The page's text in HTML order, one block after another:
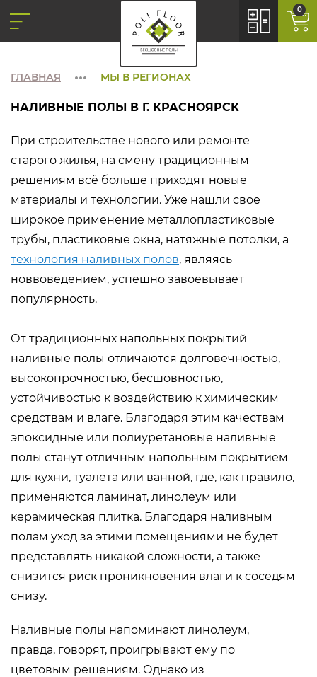
0
ГЛАВНАЯ МЫ В РЕГИОНАХ
НАЛИВНЫЕ ПОЛЫ В Г. КРАСНОЯРСК
При строительстве нового или ремонте
старого жилья, на смену традиционным
решениям всё больше приходят новые
материалы и технологии. Уже нашли свое
широкое применение металлопластиковые
трубы, пластиковые окна, натяжные потолки, а
технология наливных полов, являясь
новвоведением, успешно завоевывает
популярность.
От традиционных напольных покрытий
наливные полы отличаются долговечностью,
высокопрочностью, бесшовностью,
устойчивостью к воздействию к химическим
средствам и влаге. Благодаря этим качествам
эпоксидные или полиуретановые наливные
полы станут отличным напольным покрытием
для кухни, туалета или ванной, где, как правило,
применяются ламинат, линолеум или
керамическая плитка. Благодаря наливным
полам уход за этими помещениями не будет
представлять никакой сложности, а также
снизится риск проникновения влаги к соседям
снизу.
Наливные полы напоминают линолеум,
правда, говорят, проигрывают ему по
цветовым решениям. Однако из